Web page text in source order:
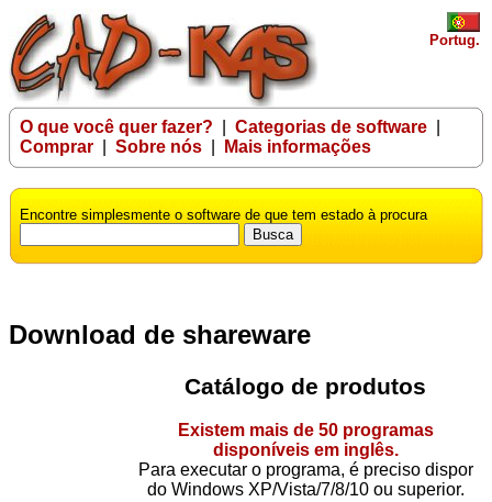
Portug.
O que você quer fazer? Categorias de software
Comprar
Sobre nós Mais informações
Encontre simplesmente o software de que tem estado à procura
Download de shareware
Catálogo de produtos
Existem mais de 50 programas
disponíveis em inglês.
Para executar o programa, é preciso dispor
do Windows XP/Vista/7/8/10 ou superior.